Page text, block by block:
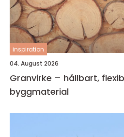
inspiration
04. August 2026
Granvirke – hållbart,
byggmaterial